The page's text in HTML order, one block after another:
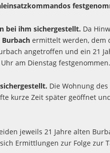
bei ihm sichergestellt. Da
Burbach ermittelt werden, dem
angetroffen und ein 21
am Dienstag festgenommen.
Die Wohnung
kurze Zeit später geöffnet
jeweils 21 Jahre alten
Ermittlungen zur Folge zur